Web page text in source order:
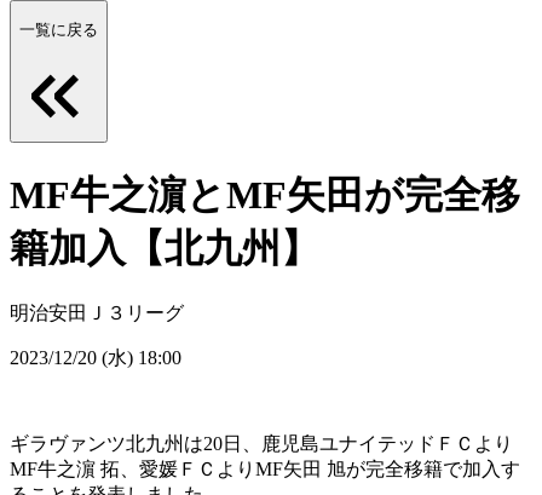
一覧に戻る
MF牛之濵とMF矢田が完全移
籍加入【北九州】
明治安田Ｊ３リーグ
2023/12/20 (水) 18:00
ギラヴァンツ北九州は20日、鹿児島ユナイテッドＦＣより
MF牛之濵 拓、愛媛ＦＣよりMF矢田 旭が完全移籍で加入す